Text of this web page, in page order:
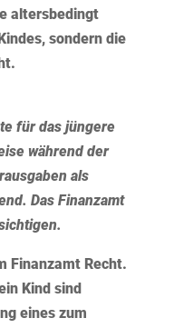
altersbedingt
sondern die
für das jüngere
während der
als
Das Finanzamt
Finanzamt Recht.
Kind sind
eines zum